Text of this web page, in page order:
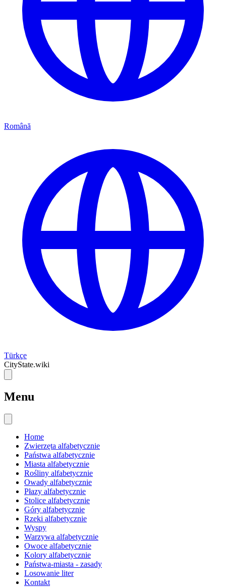
Română
Türkçe
CityState.wiki
Menu
Home
Zwierzęta alfabetycznie
Państwa alfabetycznie
Miasta alfabetycznie
Rośliny alfabetycznie
Owady alfabetycznie
Płazy alfabetycznie
Stolice alfabetycznie
Góry alfabetycznie
Rzeki alfabetycznie
Wyspy
Warzywa alfabetycznie
Owoce alfabetycznie
Kolory alfabetycznie
Państwa-miasta - zasady
Losowanie liter
Kontakt